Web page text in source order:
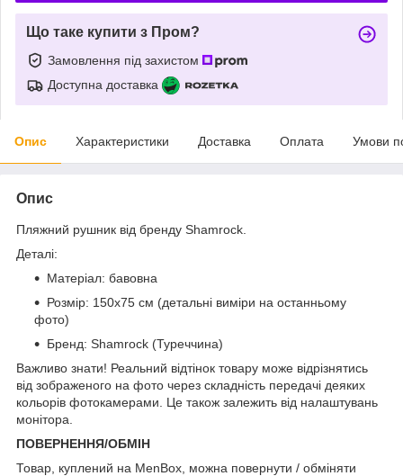
Що таке купити з Пром?
Замовлення під захистом
Доступна доставка
Опис Характеристики Доставка Оплата Умови
Опис
Пляжний рушник від бренду Shamrock.
Деталі:
Матеріал: бавовна
Розмір: 150x75 см (детальні виміри на останньому
фото)
Бренд: Shamrock (Туреччина)
Важливо знати! Реальний відтінок товару може відрізнятись
від зображеного на фото через складність передачі деяких
кольорів фотокамерами. Це також залежить від налаштувань
монітора.
ПОВЕРНЕННЯ/ОБМІН
Товар, куплений на MenBox, можна повернути / обміняти